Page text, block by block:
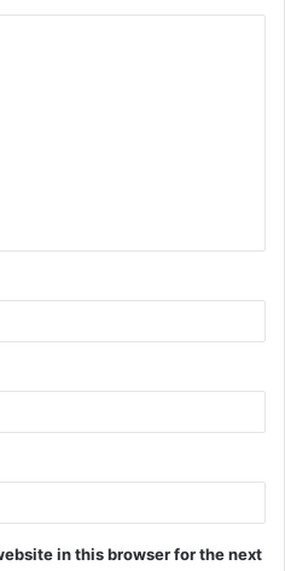
in this browser for the next